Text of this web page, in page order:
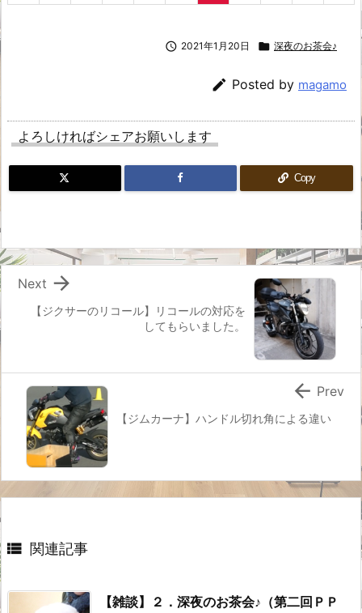
 2021年1月20日  深夜のお茶会♪
 Posted by magamo
よろしければシェアお願いします
Copy
【ジクサーのリコール】リコールの対応を
してもらいました。

Next
【ジムカーナ】ハンドル切れ角による違い
 Prev
 関連記事
【雑談】２．深夜のお茶会♪（第二回ＰＰ